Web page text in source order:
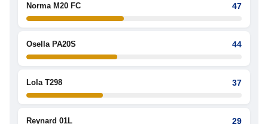
Norma M20 FC 47
Osella PA20S 44
Lola T298 37
Reynard 01L 29